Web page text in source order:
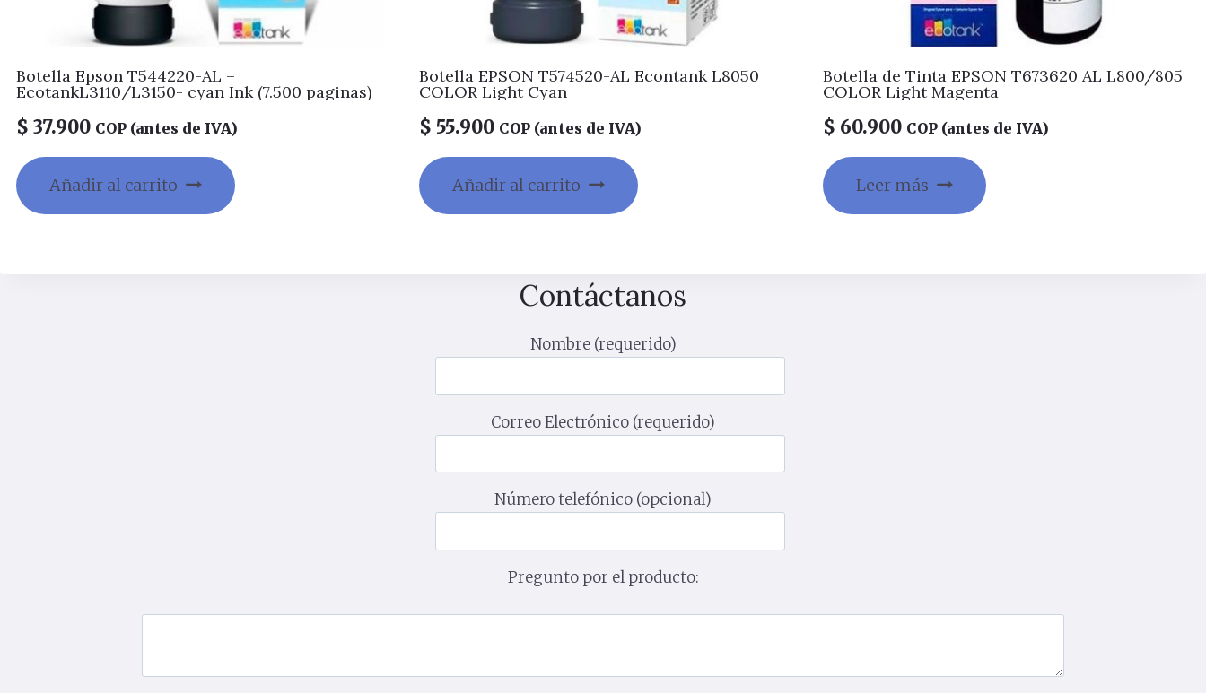
Botella Epson T544220-AL –
EcotankL3110/L3150- cyan Ink (7.500 paginas)
$ 37.900 COP (antes de IVA)
Añadir al carrito
Botella EPSON T574520-AL Econtank L8050
COLOR Light Cyan
$ 55.900 COP (antes de IVA)
Añadir al carrito
Botella de Tinta EPSON T673620 AL L800/805
COLOR Light Magenta
$ 60.900 COP (antes de IVA)
Leer más
Contáctanos
Nombre (requerido)
Correo Electrónico (requerido)
Número telefónico (opcional)
Pregunto por el producto: